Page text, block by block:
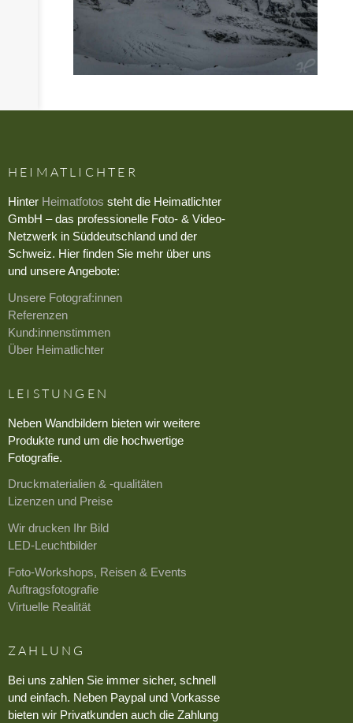
HEIMATLICHTER
Hinter Heimatfotos steht die Heimatlichter
GmbH – das professionelle Foto- & Video-
Netzwerk in Süddeutschland und der
Schweiz. Hier finden Sie mehr über uns
und unsere Angebote:
Unsere Fotograf:innen
Referenzen
Kund:innenstimmen
Über Heimatlichter
LEISTUNGEN
Neben Wandbildern bieten wir weitere
Produkte rund um die hochwertige
Fotografie.
Druckmaterialien & -qualitäten
Lizenzen und Preise
Wir drucken Ihr Bild
LED-Leuchtbilder
Foto-Workshops, Reisen & Events
Auftragsfotografie
Virtuelle Realität
ZAHLUNG
Bei uns zahlen Sie immer sicher, schnell
und einfach. Neben Paypal und Vorkasse
bieten wir Privatkunden auch die Zahlung